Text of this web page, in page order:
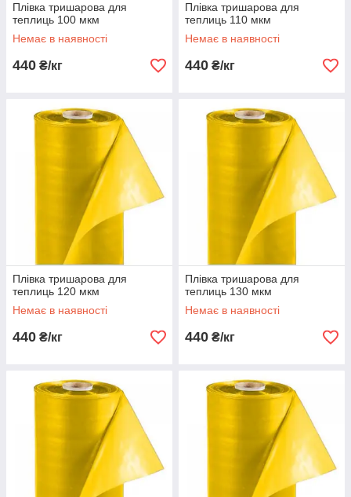
Плівка тришарова для
теплиць 100 мкм
Немає в наявності
440 ₴/кг
Плівка тришарова для
теплиць 110 мкм
Немає в наявності
440 ₴/кг
Плівка тришарова для
теплиць 120 мкм
Немає в наявності
440 ₴/кг
Плівка тришарова для
теплиць 130 мкм
Немає в наявності
440 ₴/кг